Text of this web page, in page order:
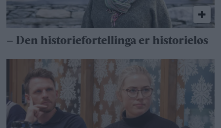
– Den historiefortellinga er historieløs